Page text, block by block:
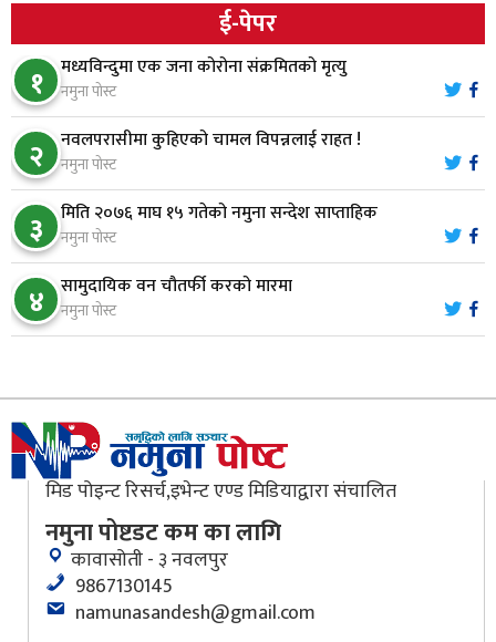
७
स्थापनाको एक दशकपछि विनयी त्रिवेणीको आफ्नै
प्रशासकीय भवनको शिलान्यास
८
भरतपुर अस्पतालद्वारा आइसियुमा प्रतिक्षारत बिरामीको
नाम ‘डिस्प्ले बोर्ड’मा
९ नारायणघाट–बुटवल सडकमा ‘क्यानोपी ब्रिज’ निर्माण
१०
मौलाकालिकाको १८८२ खुड्किला : आस्था र आरोग्यको‘
ई-पेपर
१ मध्यविन्दुमा एक जना कोरोना संक्रमितको मृत्यु
नमुना पोस्ट
२ नवलपरासीमा कुहिएको चामल विपन्नलाई राहत !
नमुना पोस्ट
३ मिति २०७६ माघ १५ गतेको नमुना सन्देश साप्ताहिक
नमुना पोस्ट
४ सामुदायिक वन चौतर्फी करको मारमा
नमुना पोस्ट
मिड पोइन्ट रिसर्च,इभेन्ट एण्ड मिडियाद्वारा संचालित
नमुना पोष्टडट कम का लागि
कावासोती - ३ नवलपुर
9867130145
namunasandesh@gmail.com